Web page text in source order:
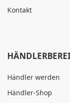
Kontakt
Händler werden
Händler-Shop